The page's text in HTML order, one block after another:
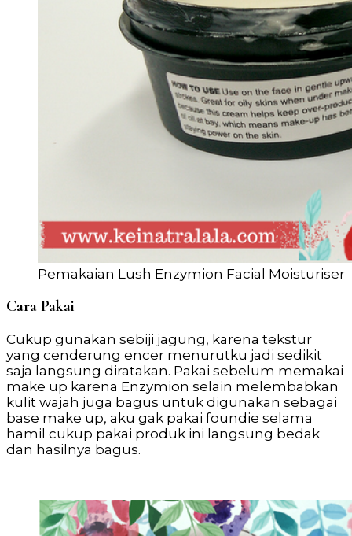
Pemakaian Lush Enzymion Facial Moisturiser
Cara Pakai
Cukup gunakan sebiji jagung, karena tekstur
yang cenderung encer menurutku jadi sedikit
saja langsung diratakan. Pakai sebelum memakai
make up karena Enzymion selain melembabkan
kulit wajah juga bagus untuk digunakan sebagai
base make up, aku gak pakai foundie selama
hamil cukup pakai produk ini langsung bedak
dan hasilnya bagus.